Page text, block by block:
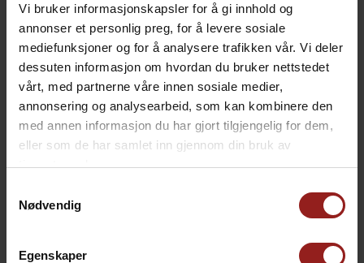
Vi bruker informasjonskapsler for å gi innhold og
annonser et personlig preg, for å levere sosiale
mediefunksjoner og for å analysere trafikken vår. Vi deler
dessuten informasjon om hvordan du bruker nettstedet
vårt, med partnerne våre innen sosiale medier,
annonsering og analysearbeid, som kan kombinere den
med annen informasjon du har gjort tilgjengelig for dem,
eller som de har samlet inn gjennom din bruk av
tjenestene deres.
Nødvendig
Egenskaper
Julekort C +kr 15,00